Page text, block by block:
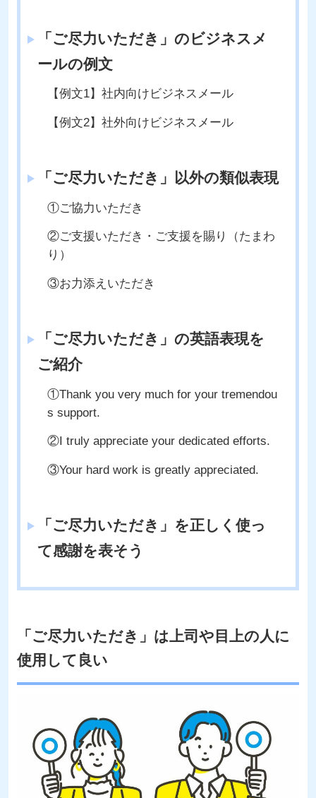
「ご尽力いただき」のビジネスメ
ールの例文
【例文1】社内向けビジネスメール
【例文2】社外向けビジネスメール
「ご尽力いただき」以外の類似表現
①ご協力いただき
②ご支援いただき・ご支援を賜り（たまわ
り）
③お力添えいただき
「ご尽力いただき」の英語表現を
ご紹介
①Thank you very much for your tremendou
s support.
②I truly appreciate your dedicated efforts.
③Your hard work is greatly appreciated.
「ご尽力いただき」を正しく使っ
て感謝を表そう
「ご尽力いただき」は上司や目上の人に
使用して良い